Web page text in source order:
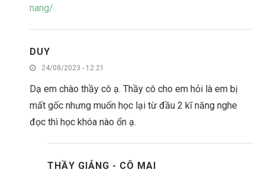
nang/
DUY
24/08/2023 - 12:21
Dạ em chào thầy cô ạ. Thầy cô cho em hỏi là em bị
mất gốc nhưng muốn học lại từ đầu 2 kĩ năng nghe
đọc thì học khóa nào ổn ạ.
THẦY GIẢNG - CÔ MAI